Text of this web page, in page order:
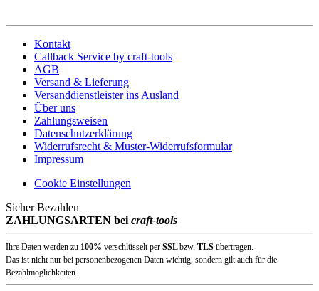
Kontakt
Callback Service by craft-tools
AGB
Versand & Lieferung
Versanddienstleister ins Ausland
Über uns
Zahlungsweisen
Datenschutzerklärung
Widerrufsrecht & Muster-Widerrufsformular
Impressum
Cookie Einstellungen
Sicher Bezahlen
ZAHLUNGSARTEN bei craft-tools
Ihre Daten werden zu 100% verschlüsselt per SSLbzw. TLS übertragen.
Das ist nicht nur bei personenbezogenen Daten wichtig, sondern gilt auch für die
Bezahlmöglichkeiten.